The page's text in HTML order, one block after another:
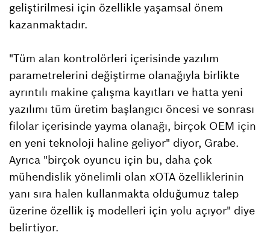
geliştirilmesi için özellikle yaşamsal önem
kazanmaktadır.
"Tüm alan kontrolörleri içerisinde yazılım
parametrelerini değiştirme olanağıyla birlikte
ayrıntılı makine çalışma kayıtları ve hatta yeni
yazılımı tüm üretim başlangıcı öncesi ve sonrası
filolar içerisinde yayma olanağı, birçok OEM için
en yeni teknoloji haline geliyor" diyor, Grabe.
Ayrıca "birçok oyuncu için bu, daha çok
mühendislik yönelimli olan xOTA özelliklerinin
yanı sıra halen kullanmakta olduğumuz talep
üzerine özellik iş modelleri için yolu açıyor" diye
belirtiyor.